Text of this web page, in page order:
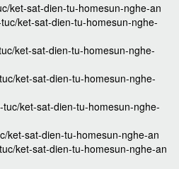
ket-sat-dien-tu-homesun-nghe-an
ket-sat-dien-tu-homesun-nghe-
ket-sat-dien-tu-homesun-nghe-
ket-sat-dien-tu-homesun-nghe-
ket-sat-dien-tu-homesun-nghe-
ket-sat-dien-tu-homesun-nghe-an
ket-sat-dien-tu-homesun-nghe-an